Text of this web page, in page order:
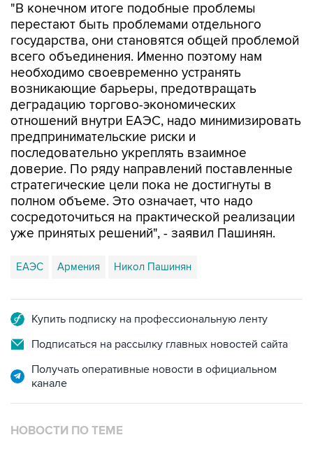
"В конечном итоге подобные проблемы
перестают быть проблемами отдельного
государства, они становятся общей проблемой
всего объединения. Именно поэтому нам
необходимо своевременно устранять
возникающие барьеры, предотвращать
деградацию торгово-экономических
отношений внутри ЕАЭС, надо минимизировать
предпринимательские риски и
последовательно укреплять взаимное
доверие. По ряду направлений поставленные
стратегические цели пока не достигнуты в
полном объеме. Это означает, что надо
сосредоточиться на практической реализации
уже принятых решений", - заявил Пашинян.
ЕАЭС Армения Никол Пашинян
Купить подписку на профессиональную ленту
Подписаться на рассылку главных новостей сайта
Получать оперативные новости в официальном
канале
НОВОСТИ ПО ТЕМЕ